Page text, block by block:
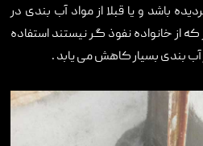
باشد و یا قبلا از مواد آب بندی در
از خانواده نفوذ گر نیستند استفاده
بندی بسیار کاهش می یابد .